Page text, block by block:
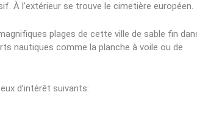
À l’extérieur se trouve le cimetière européen.
plages de cette ville de sable fin
nautiques comme la planche à voile ou de
d’intérêt suivants: